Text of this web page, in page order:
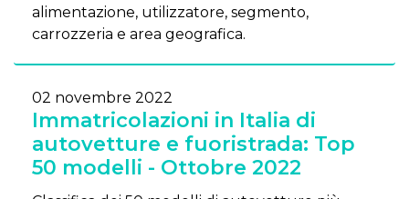
alimentazione, utilizzatore, segmento,
carrozzeria e area geografica.
02 novembre 2022
Immatricolazioni in Italia di
autovetture e fuoristrada: Top
50 modelli - Ottobre 2022